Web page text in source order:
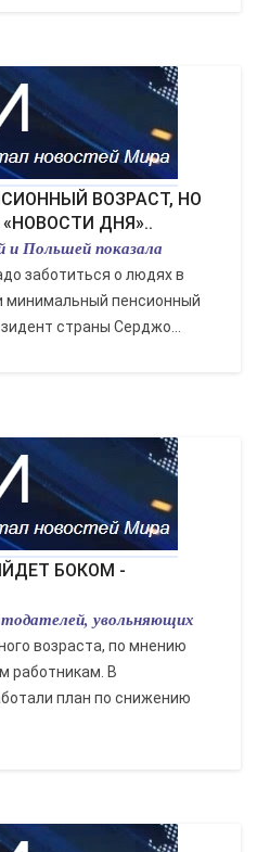
ДНЯ»..
и Польшей показала
заботиться о людях в
минимальный пенсионный
страны Серджо...
увольняющих
возраста, по мнению
работникам. В
план по снижению